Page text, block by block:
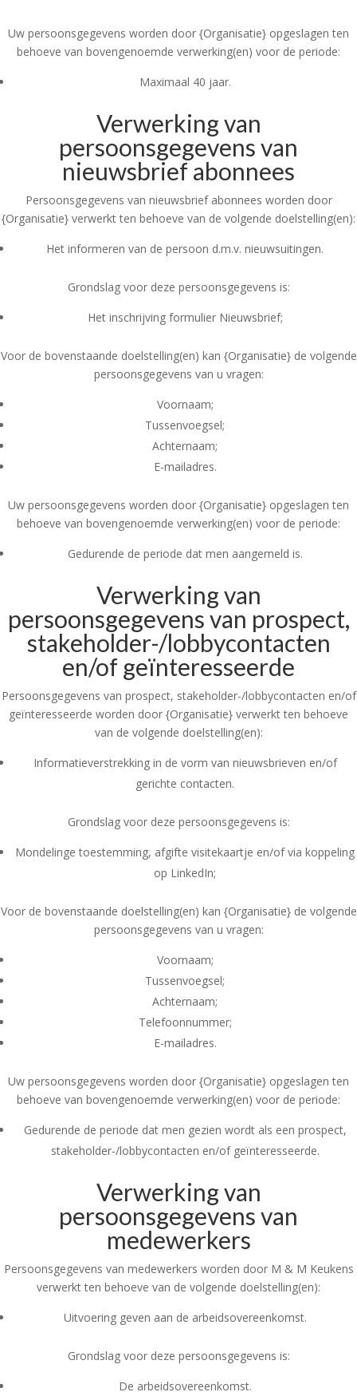
Uw persoonsgegevens worden door {Organisatie} opgeslagen ten
behoeve van bovengenoemde verwerking(en) voor de periode:
Maximaal 40 jaar.
Verwerking van
persoonsgegevens van
nieuwsbrief abonnees
Persoonsgegevens van nieuwsbrief abonnees worden door
{Organisatie} verwerkt ten behoeve van de volgende doelstelling(en):
Het informeren van de persoon d.m.v. nieuwsuitingen.
Grondslag voor deze persoonsgegevens is:
Het inschrijving formulier Nieuwsbrief;
Voor de bovenstaande doelstelling(en) kan {Organisatie} de volgende
persoonsgegevens van u vragen:
Voornaam;
Tussenvoegsel;
Achternaam;
E-mailadres.
Uw persoonsgegevens worden door {Organisatie} opgeslagen ten
behoeve van bovengenoemde verwerking(en) voor de periode:
Gedurende de periode dat men aangemeld is.
Verwerking van
persoonsgegevens van prospect,
stakeholder-/lobbycontacten
en/of geïnteresseerde
Persoonsgegevens van prospect, stakeholder-/lobbycontacten en/of
geïnteresseerde worden door {Organisatie} verwerkt ten behoeve
van de volgende doelstelling(en):
Informatieverstrekking in de vorm van nieuwsbrieven en/of
gerichte contacten.
Grondslag voor deze persoonsgegevens is:
Mondelinge toestemming, afgifte visitekaartje en/of via koppeling
op LinkedIn;
Voor de bovenstaande doelstelling(en) kan {Organisatie} de volgende
persoonsgegevens van u vragen:
Voornaam;
Tussenvoegsel;
Achternaam;
Telefoonnummer;
E-mailadres.
Uw persoonsgegevens worden door {Organisatie} opgeslagen ten
behoeve van bovengenoemde verwerking(en) voor de periode:
Gedurende de periode dat men gezien wordt als een prospect,
stakeholder-/lobbycontacten en/of geïnteresseerde.
Verwerking van
persoonsgegevens van
medewerkers
Persoonsgegevens van medewerkers worden door M & M Keukens
verwerkt ten behoeve van de volgende doelstelling(en):
Uitvoering geven aan de arbeidsovereenkomst.
Grondslag voor deze persoonsgegevens is:
De arbeidsovereenkomst.